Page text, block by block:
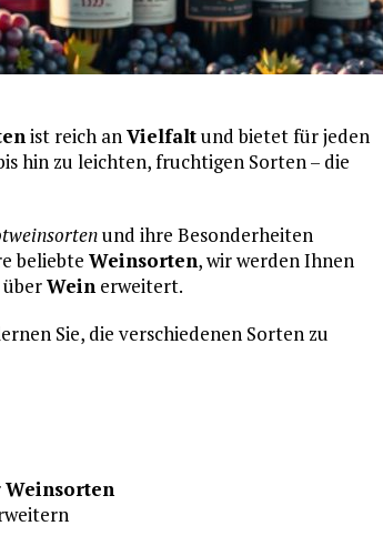
ist reich anVielfaltund bietet für jeden
hin zu leichten, fruchtigen Sorten – die
und ihre Besonderheiten
beliebte Weinsorten, wir werden Ihnen
Wein erweitert.
Sie, die verschiedenen Sorten zu
Weinsorten